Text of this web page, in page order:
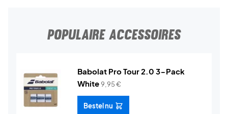
POPULAIRE ACCESSOIRES
Babolat Pro Tour 2.0 3-Pack
White9,95€
Bestel nu